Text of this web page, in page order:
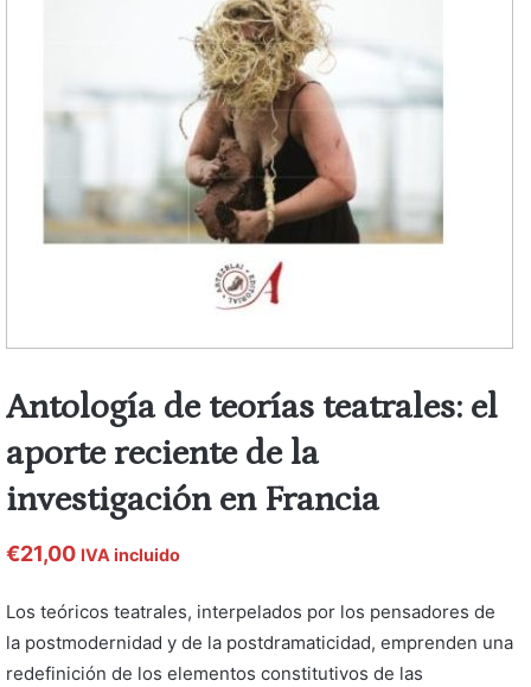
Antología de teorías teatrales: el
aporte reciente de la
investigación en Francia
€21,00 IVA incluido
Los teóricos teatrales, interpelados por los pensadores de
la postmodernidad y de la postdramaticidad, emprenden una
redefinición de los elementos constitutivos de las